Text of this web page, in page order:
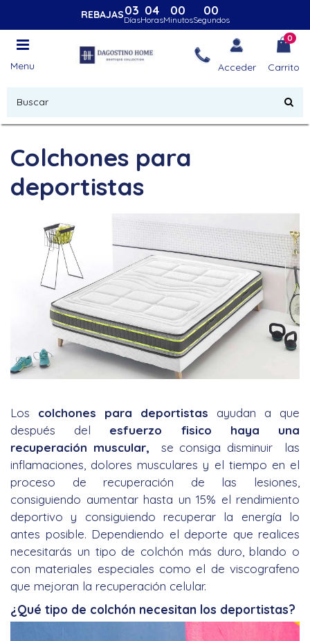
REBAJAS03
Días
04
Horas
00
Minutos
00
Segundos
Menu Acceder
0
Carrito
Colchones para
deportistas
Los colchones para deportistas ayudan a que
después del esfuerzo fisico haya una
recuperación muscular, se consiga disminuir las
inflamaciones, dolores musculares y el tiempo en el
proceso de recuperación de las lesiones,
consiguiendo aumentar hasta un 15% el rendimiento
deportivo y consiguiendo recuperar la energía lo
antes posible. Dependiendo el deporte que realices
necesitarás un tipo de colchón más duro, blando o
con materiales especiales como el de viscografeno
que mejoran la recuperación celular.
¿Qué tipo de colchón necesitan los deportistas?